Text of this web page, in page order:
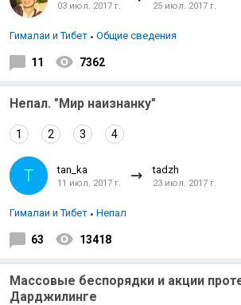
03 июл. 2017 г. 25 июл. 2017 г.
Гималаи и Тибет Общие сведения
11 7362
Непал. "Мир наизнанку"
1 2 3 4
T tan_ka
11 июл. 2017 г.
tadzh
23 июл. 2017 г.
Гималаи и Тибет Непал
63 13418
Массовые беспорядки и акции
Дарджилинге